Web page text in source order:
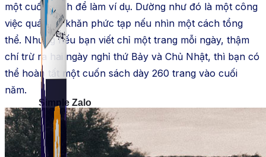
Simple Zalo
Hỗ trợ kết bạn, gửi tin nhắn chăm sóc khách hàng trên
Zalo.
một cuốn sách để làm ví dụ. Dường như đó là một công
việc quá khó khăn phức tạp nếu nhìn một cách tổng
thể. Nhưng nếu bạn viết chỉ một trang mỗi ngày, thậm
chí trừ ra hai ngày nghỉ thứ Bảy và Chủ Nhật, thì bạn có
thể hoàn tất một cuốn sách dày 260 trang vào cuối
năm.